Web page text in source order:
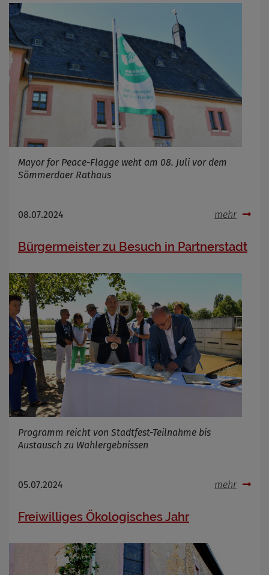
Mayor for Peace-Flagge weht am 08. Juli vor dem
Sömmerdaer Rathaus
08.07.2024 mehr
Bürgermeister zu Besuch in Partnerstadt
Programm reicht von Stadtfest-Teilnahme bis
Austausch zu Wahlergebnissen
05.07.2024 mehr
Freiwilliges Ökologisches Jahr